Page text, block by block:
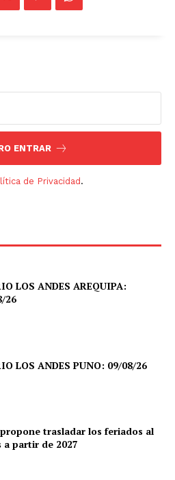
ENTRAR
de Privacidad.
LOS ANDES AREQUIPA:
26
LOS ANDES PUNO: 09/08/26
trasladar los feriados al
a partir de 2027